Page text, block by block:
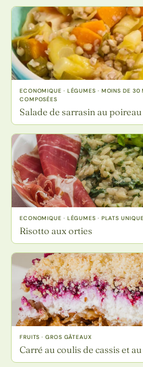
ECONOMIQUE · LÉGUMES · MOINS DE
COMPOSÉES
Salade de sarrasin au
ECONOMIQUE · LÉGUMES · PLATS
Risotto aux orties
FRUITS · GROS GÂTEAUX
Carré au coulis de cassis et